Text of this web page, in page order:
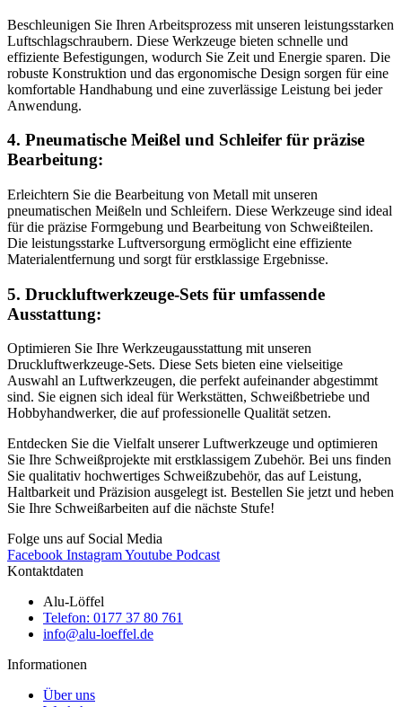
Beschleunigen Sie Ihren Arbeitsprozess mit unseren leistungsstarken
Luftschlagschraubern. Diese Werkzeuge bieten schnelle und
effiziente Befestigungen, wodurch Sie Zeit und Energie sparen. Die
robuste Konstruktion und das ergonomische Design sorgen für eine
komfortable Handhabung und eine zuverlässige Leistung bei jeder
Anwendung.
4. Pneumatische Meißel und Schleifer für präzise
Bearbeitung:
Erleichtern Sie die Bearbeitung von Metall mit unseren
pneumatischen Meißeln und Schleifern. Diese Werkzeuge sind ideal
für die präzise Formgebung und Bearbeitung von Schweißteilen.
Die leistungsstarke Luftversorgung ermöglicht eine effiziente
Materialentfernung und sorgt für erstklassige Ergebnisse.
5. Druckluftwerkzeuge-Sets für umfassende
Ausstattung:
Optimieren Sie Ihre Werkzeugausstattung mit unseren
Druckluftwerkzeuge-Sets. Diese Sets bieten eine vielseitige
Auswahl an Luftwerkzeugen, die perfekt aufeinander abgestimmt
sind. Sie eignen sich ideal für Werkstätten, Schweißbetriebe und
Hobbyhandwerker, die auf professionelle Qualität setzen.
Entdecken Sie die Vielfalt unserer Luftwerkzeuge und optimieren
Sie Ihre Schweißprojekte mit erstklassigem Zubehör. Bei uns finden
Sie qualitativ hochwertiges Schweißzubehör, das auf Leistung,
Haltbarkeit und Präzision ausgelegt ist. Bestellen Sie jetzt und heben
Sie Ihre Schweißarbeiten auf die nächste Stufe!
Folge uns auf Social Media
Facebook InstagramYoutube Podcast
Kontaktdaten
Alu-Löffel
Telefon: 0177 37 80 761
info@alu-loeffel.de
Informationen
Über uns